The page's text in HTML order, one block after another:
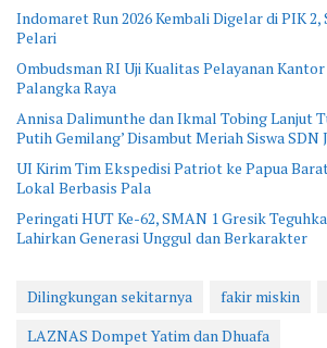
Indomaret Run 2026 Kembali Digelar di PIK 2,
Pelari
Ombudsman RI Uji Kualitas Pelayanan
Palangka Raya
Annisa Dalimunthe dan Ikmal Tobing Lanjut
Putih Gemilang’ Disambut Meriah Siswa SDN
UI Kirim Tim Ekspedisi Patriot ke Papua
Lokal Berbasis Pala
Peringati HUT Ke-62, SMAN 1 Gresik
Lahirkan Generasi Unggul dan Berkarakter
Dilingkungan sekitarnya fakir miskin
LAZNAS Dompet Yatim dan Dhuafa